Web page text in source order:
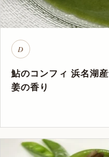
D
鮎のコンフィ 浜名湖
姜の香り